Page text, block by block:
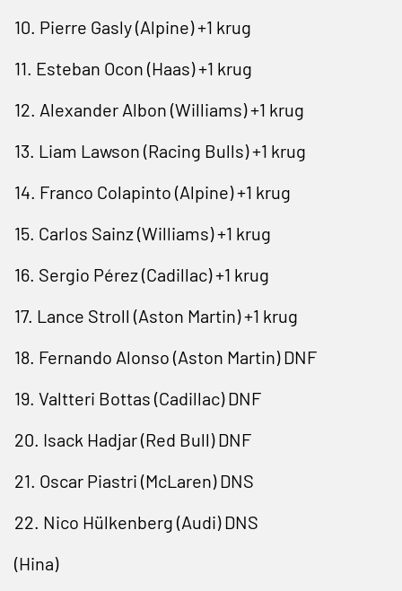
10. Pierre Gasly (Alpine) +1 krug
11. Esteban Ocon (Haas) +1 krug
12. Alexander Albon (Williams) +1 krug
13. Liam Lawson (Racing Bulls) +1 krug
14. Franco Colapinto (Alpine) +1 krug
15. Carlos Sainz (Williams) +1 krug
16. Sergio Pérez (Cadillac) +1 krug
17. Lance Stroll (Aston Martin) +1 krug
18. Fernando Alonso (Aston Martin) DNF
19. Valtteri Bottas (Cadillac) DNF
20. Isack Hadjar (Red Bull) DNF
21. Oscar Piastri (McLaren) DNS
22. Nico Hülkenberg (Audi) DNS
(Hina)